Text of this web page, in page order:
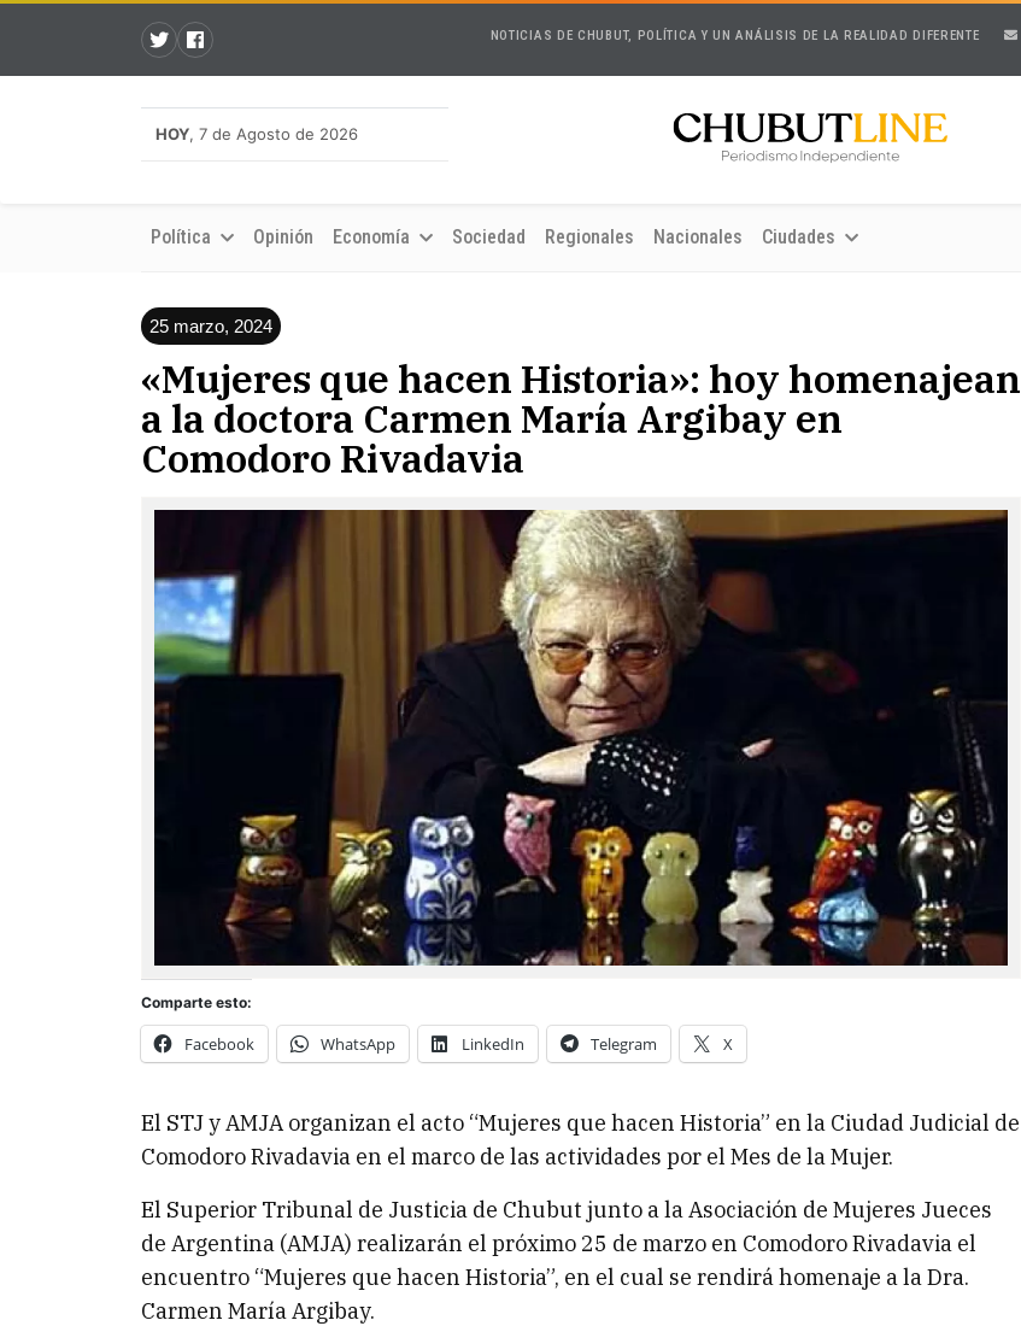
NOTICIAS DE CHUBUT, POLÍTICA Y UN ANÁLISIS DE LA REALIDAD DIFERENTE
HOY, 7 de Agosto de 2026
Política Opinión Economía Sociedad Regionales Nacionales Ciudades
25 marzo, 2024
«Mujeres que hacen Historia»: hoy homenajean
a la doctora Carmen María Argibay en
Comodoro Rivadavia
Comparte esto:
Facebook WhatsApp LinkedIn Telegram X
El STJ y AMJA organizan el acto “Mujeres que hacen Historia” en la Ciudad Judicial de
Comodoro Rivadavia en el marco de las actividades por el Mes de la Mujer.
El Superior Tribunal de Justicia de Chubut junto a la Asociación de Mujeres Jueces
de Argentina (AMJA) realizarán el próximo 25 de marzo en Comodoro Rivadavia el
encuentro “Mujeres que hacen Historia”, en el cual se rendirá homenaje a la Dra.
Carmen María Argibay.